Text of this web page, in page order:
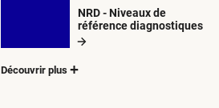
NRD - Niveaux de
référence diagnostiques
Découvrir plus